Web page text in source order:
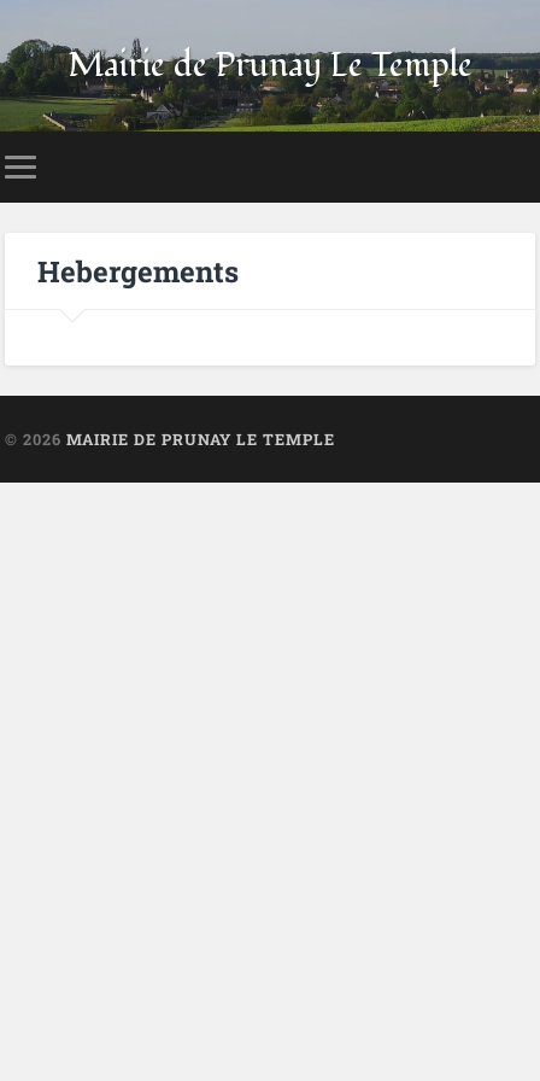
Mairie de Prunay Le Temple
Hebergements
© 2026MAIRIE DE PRUNAY LE TEMPLE